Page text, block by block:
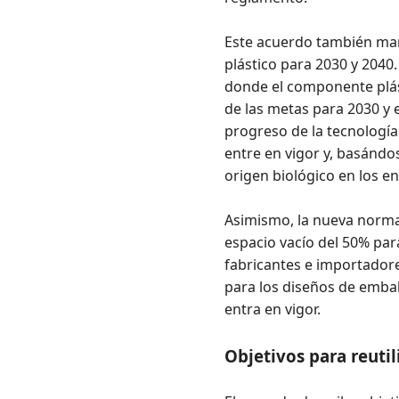
Este acuerdo también
plástico para 2030 y
donde el componente
de las metas para 2030 y
progreso de la
entre en vigor y,
origen biológico en los
Asimismo, la nueva
espacio vacío del 50%
fabricantes e
para los diseños de
entra en vigor.
Objetivos para